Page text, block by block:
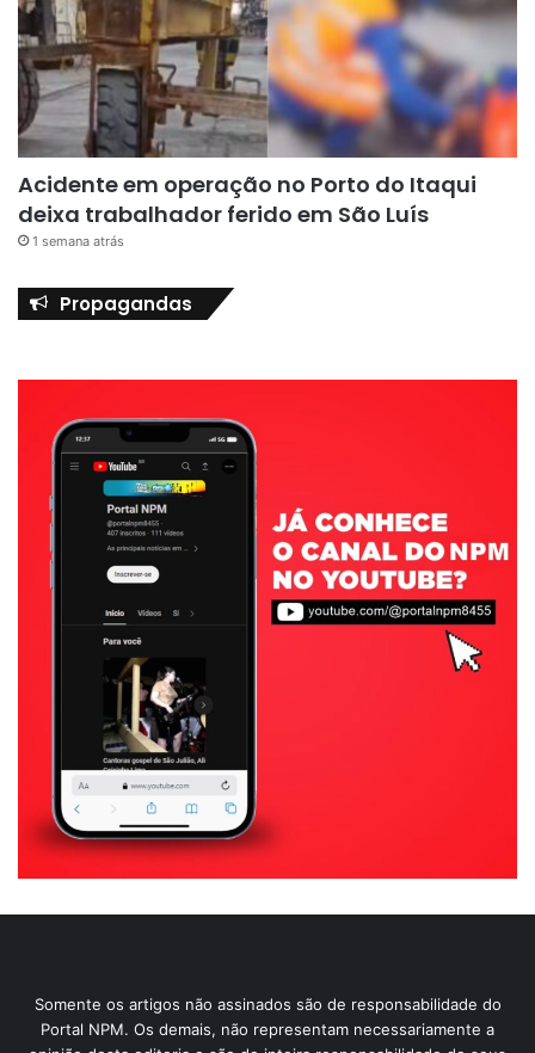
Acidente em operação no Porto do Itaqui
deixa trabalhador ferido em São Luís
1 semana atrás
Propagandas
Somente os artigos não assinados são de responsabilidade do
Portal NPM. Os demais, não representam necessariamente a